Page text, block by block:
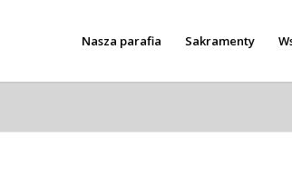
Nasza parafia Sakramenty